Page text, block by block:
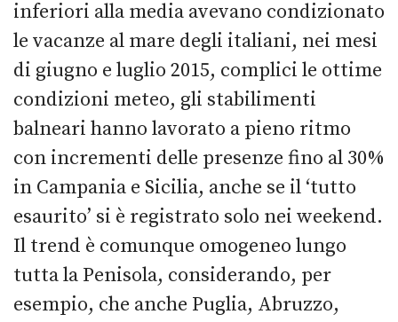
inferiori alla media avevano condizionato
le vacanze al mare degli italiani, nei mesi
di giugno e luglio 2015, complici le ottime
condizioni meteo, gli stabilimenti
balneari hanno lavorato a pieno ritmo
con incrementi delle presenze fino al 30%
in Campania e Sicilia, anche se il ‘tutto
esaurito’ si è registrato solo nei weekend.
Il trend è comunque omogeneo lungo
tutta la Penisola, considerando, per
esempio, che anche Puglia, Abruzzo,